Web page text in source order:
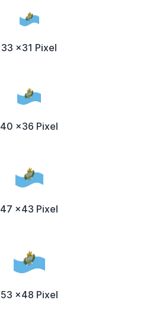
33 x31 Pixel
40 x36 Pixel
47 x43 Pixel
53 x48 Pixel